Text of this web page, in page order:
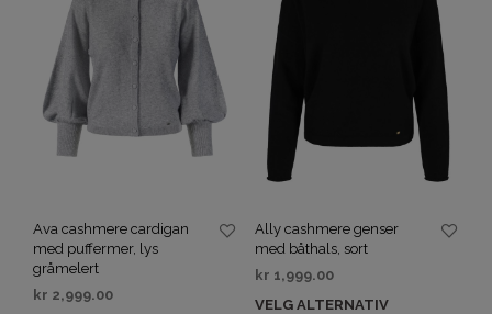
Ava cashmere cardigan
med puffermer, lys
gråmelert
kr 2,999.00
Ally cashmere genser
med båthals, sort
kr 1,999.00
VELG ALTERNATIV